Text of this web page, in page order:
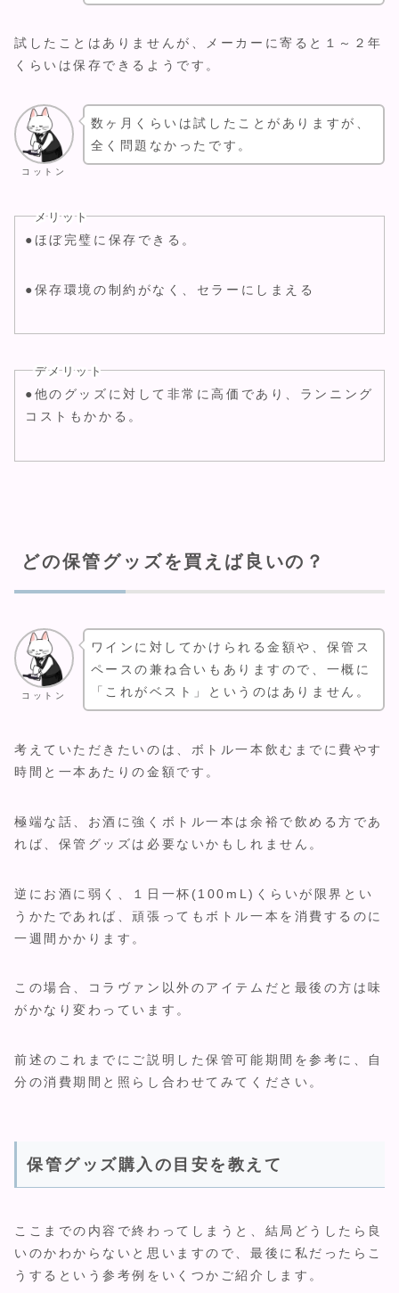
試したことはありませんが、メーカーに寄ると１～２年
くらいは保存できるようです。
コットン
数ヶ月くらいは試したことがありますが、
全く問題なかったです。
メリット
●ほぼ完璧に保存できる。
●保存環境の制約がなく、セラーにしまえる
デメリット
●他のグッズに対して非常に高価であり、ランニング
コストもかかる。
どの保管グッズを買えば良いの？
コットン
ワインに対してかけられる金額や、保管ス
ペースの兼ね合いもありますので、一概に
「これがベスト」というのはありません。
考えていただきたいのは、ボトル一本飲むまでに費やす
時間と一本あたりの金額です。
極端な話、お酒に強くボトル一本は余裕で飲める方であ
れば、保管グッズは必要ないかもしれません。
逆にお酒に弱く、１日一杯(100mL)くらいが限界とい
うかたであれば、頑張ってもボトル一本を消費するのに
一週間かかります。
この場合、コラヴァン以外のアイテムだと最後の方は味
がかなり変わっています。
前述のこれまでにご説明した保管可能期間を参考に、自
分の消費期間と照らし合わせてみてください。
保管グッズ購入の目安を教えて
ここまでの内容で終わってしまうと、結局どうしたら良
いのかわからないと思いますので、最後に私だったらこ
うするという参考例をいくつかご紹介します。